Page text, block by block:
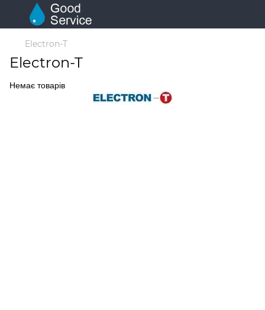
Electron-T
Electron-T
Немає товарів